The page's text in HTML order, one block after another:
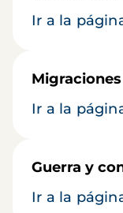
Ir a la
Migraciones
Ir a la
Guerra y
Ir a la